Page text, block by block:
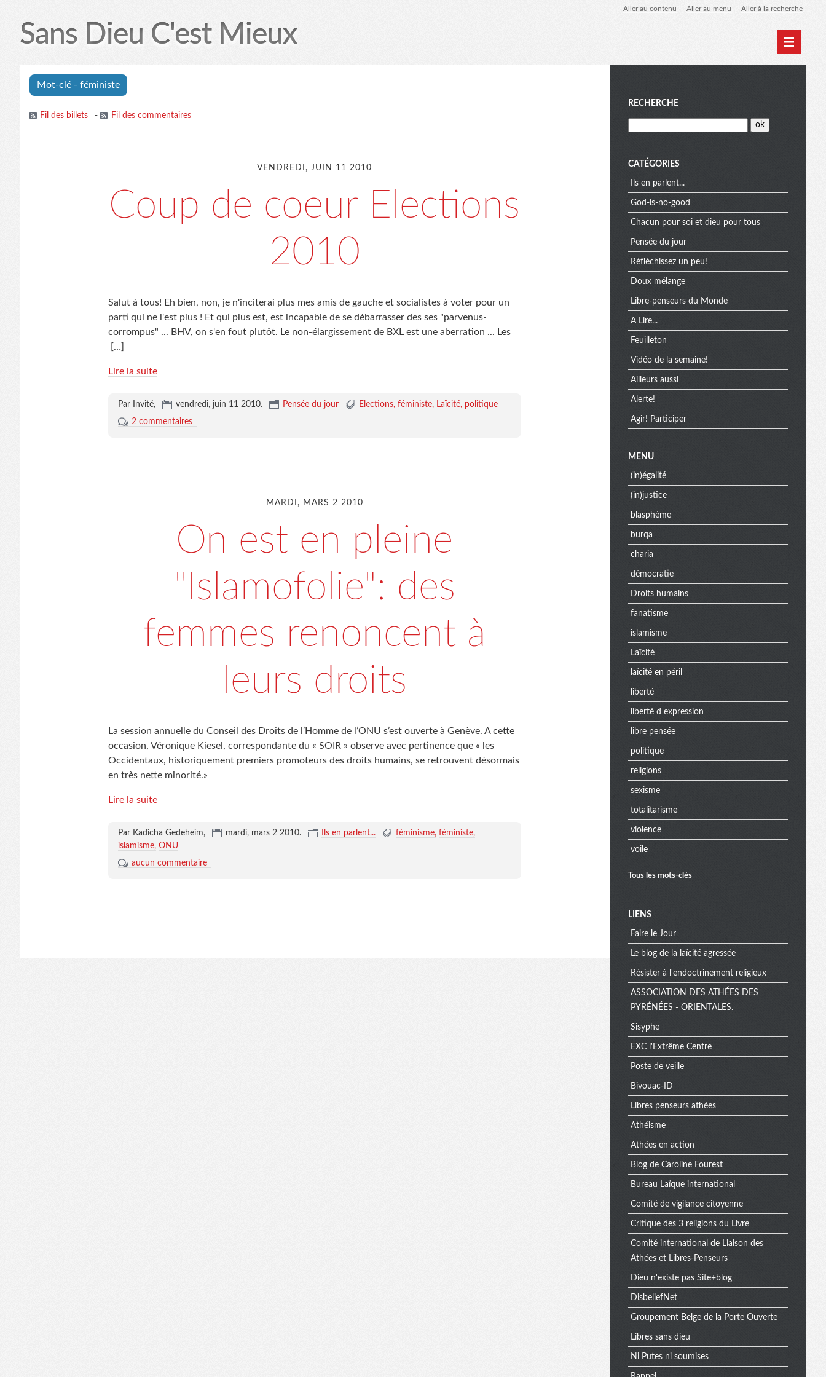
Aller au contenu Aller au menu Aller à la recherche
Sans Dieu C'est Mieux
Mot-clé - féministe
Fil des billets - Fil des commentaires
VENDREDI, JUIN 11 2010
Coup de coeur Elections
2010
Salut à tous! Eh bien, non, je n'inciterai plus mes amis de gauche et socialistes à voter pour un
parti qui ne l'est plus ! Et qui plus est, est incapable de se débarrasser des ses "parvenus-
corrompus" ... BHV, on s'en fout plutôt. Le non-élargissement de BXL est une aberration ... Les
[…]
Lire la suite
Par Invité, vendredi, juin 11 2010. Pensée du jour Elections féministe Laïcité politique
2 commentaires
MARDI, MARS 2 2010
On est en pleine
"Islamofolie": des
femmes renoncent à
leurs droits
La session annuelle du Conseil des Droits de l’Homme de l’ONU s’est ouverte à Genève. A cette
occasion, Véronique Kiesel, correspondante du « SOIR » observe avec pertinence que « les
Occidentaux, historiquement premiers promoteurs des droits humains, se retrouvent désormais
en très nette minorité.»
Lire la suite
Par Kadicha Gedeheim, mardi, mars 2 2010. Ils en parlent... féminisme féministe
islamisme ONU
aucun commentaire
M
e
n
u
RECHERCHE
CATÉGORIES
Ils en parlent...
God-is-no-good
Chacun pour soi et dieu pour tous
Pensée du jour
Réfléchissez un peu!
Doux mélange
Libre-penseurs du Monde
A Lire...
Feuilleton
Vidéo de la semaine!
Ailleurs aussi
Alerte!
Agir! Participer
MENU
(in)égalité
(in)justice
blasphème
burqa
charia
démocratie
Droits humains
fanatisme
islamisme
Laïcité
laïcité en péril
liberté
liberté d expression
libre pensée
politique
religions
sexisme
totalitarisme
violence
voile
Tous les mots-clés
M
e
n
u
e
x
t
r
a
LIENS
Faire le Jour
Le blog de la laïcité agressée
Résister à l'endoctrinement religieux
ASSOCIATION DES ATHÉES DES
PYRÉNÉES - ORIENTALES.
Sisyphe
EXC l'Extrême Centre
Poste de veille
Bivouac-ID
Libres penseurs athées
Athéisme
Athées en action
Blog de Caroline Fourest
Bureau Laïque international
Comité de vigilance citoyenne
Critique des 3 religions du Livre
Comité international de Liaison des
Athées et Libres-Penseurs
Dieu n'existe pas Site+blog
DisbeliefNet
Groupement Belge de la Porte Ouverte
Libres sans dieu
Ni Putes ni soumises